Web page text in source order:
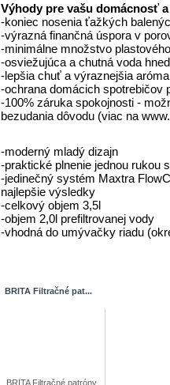
Výhody pre vašu domácnosť
-koniec nosenia ťažkých
-výrazná finančná úspora v
-minimálne množstvo
-osviežujúca a chutná voda
-lepšia chuť a výraznejšia
-ochrana domácich spotrebičov
-100% záruka spokojnosti -
bezudania dôvodu (viac na
-moderný mladý dizajn
-praktické plnenie jednou rukou
-jedinečný systém Maxtra
najlepšie výsledky
-celkový objem 3,5l
-objem 2,0l prefiltrovanej vody
-vhodná do umývačky riadu
BRITA Filtračné pat...
BRITA Filtračné patróny